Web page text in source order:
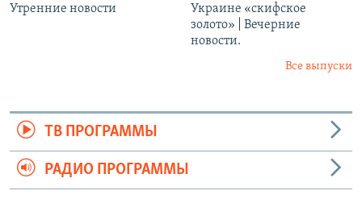
Утренние новости
Украине «скифское
золото» | Вечерние
новости.
Все выпуски
ТВ ПРОГРАММЫ
РАДИО ПРОГРАММЫ